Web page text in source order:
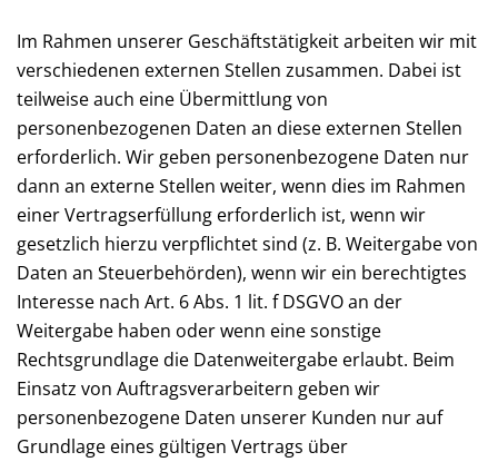
Im Rahmen unserer Geschäftstätigkeit arbeiten wir mit
verschiedenen externen Stellen zusammen. Dabei ist
teilweise auch eine Übermittlung von
personenbezogenen Daten an diese externen Stellen
erforderlich. Wir geben personenbezogene Daten nur
dann an externe Stellen weiter, wenn dies im Rahmen
einer Vertragserfüllung erforderlich ist, wenn wir
gesetzlich hierzu verpflichtet sind (z. B. Weitergabe von
Daten an Steuerbehörden), wenn wir ein berechtigtes
Interesse nach Art. 6 Abs. 1 lit. f DSGVO an der
Weitergabe haben oder wenn eine sonstige
Rechtsgrundlage die Datenweitergabe erlaubt. Beim
Einsatz von Auftragsverarbeitern geben wir
personenbezogene Daten unserer Kunden nur auf
Grundlage eines gültigen Vertrags über